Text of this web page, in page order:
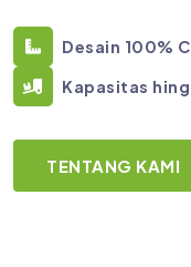
Desain 100%
Kapasitas
TENTANG KAMI